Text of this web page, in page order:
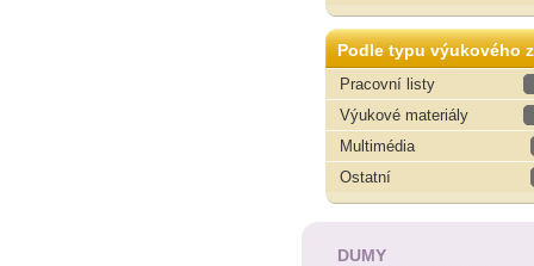
Podle typu výukového
Pracovní listy
Výukové materiály
Multimédia
Ostatní
DUMY